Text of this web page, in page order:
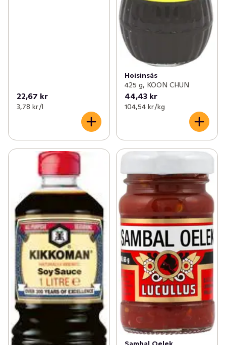
22,67 kr
3,78 kr /l
Hoisinsås
425 g, KOON CHUN
44,43 kr
104,54 kr /kg